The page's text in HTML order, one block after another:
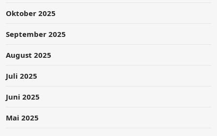
Oktober 2025
September 2025
August 2025
Juli 2025
Juni 2025
Mai 2025